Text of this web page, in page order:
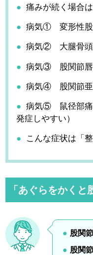
痛みが続く場合
病気① 変形性股
病気② 大腿骨頭
病気③ 股関節唇
病気④ 股関節亜
病気⑤ 鼠径部痛
発症しやすい）
こんな症状は「
「あぐらをかく
股関
股関